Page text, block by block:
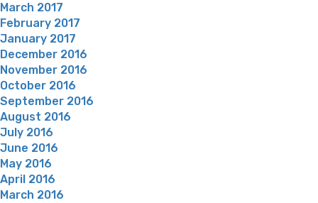
March 2017
February 2017
January 2017
December 2016
November 2016
October 2016
September 2016
August 2016
July 2016
June 2016
May 2016
April 2016
March 2016